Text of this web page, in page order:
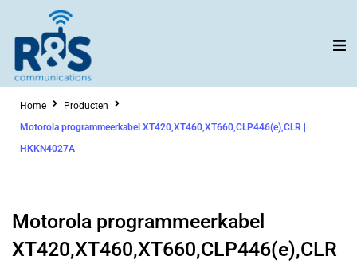
inhoud
Home
Producten
Motorola programmeerkabel XT420,XT460,XT660,CLP446(e),CLR |
HKKN4027A
Motorola programmeerkabel
XT420,XT460,XT660,CLP446(e),CLR